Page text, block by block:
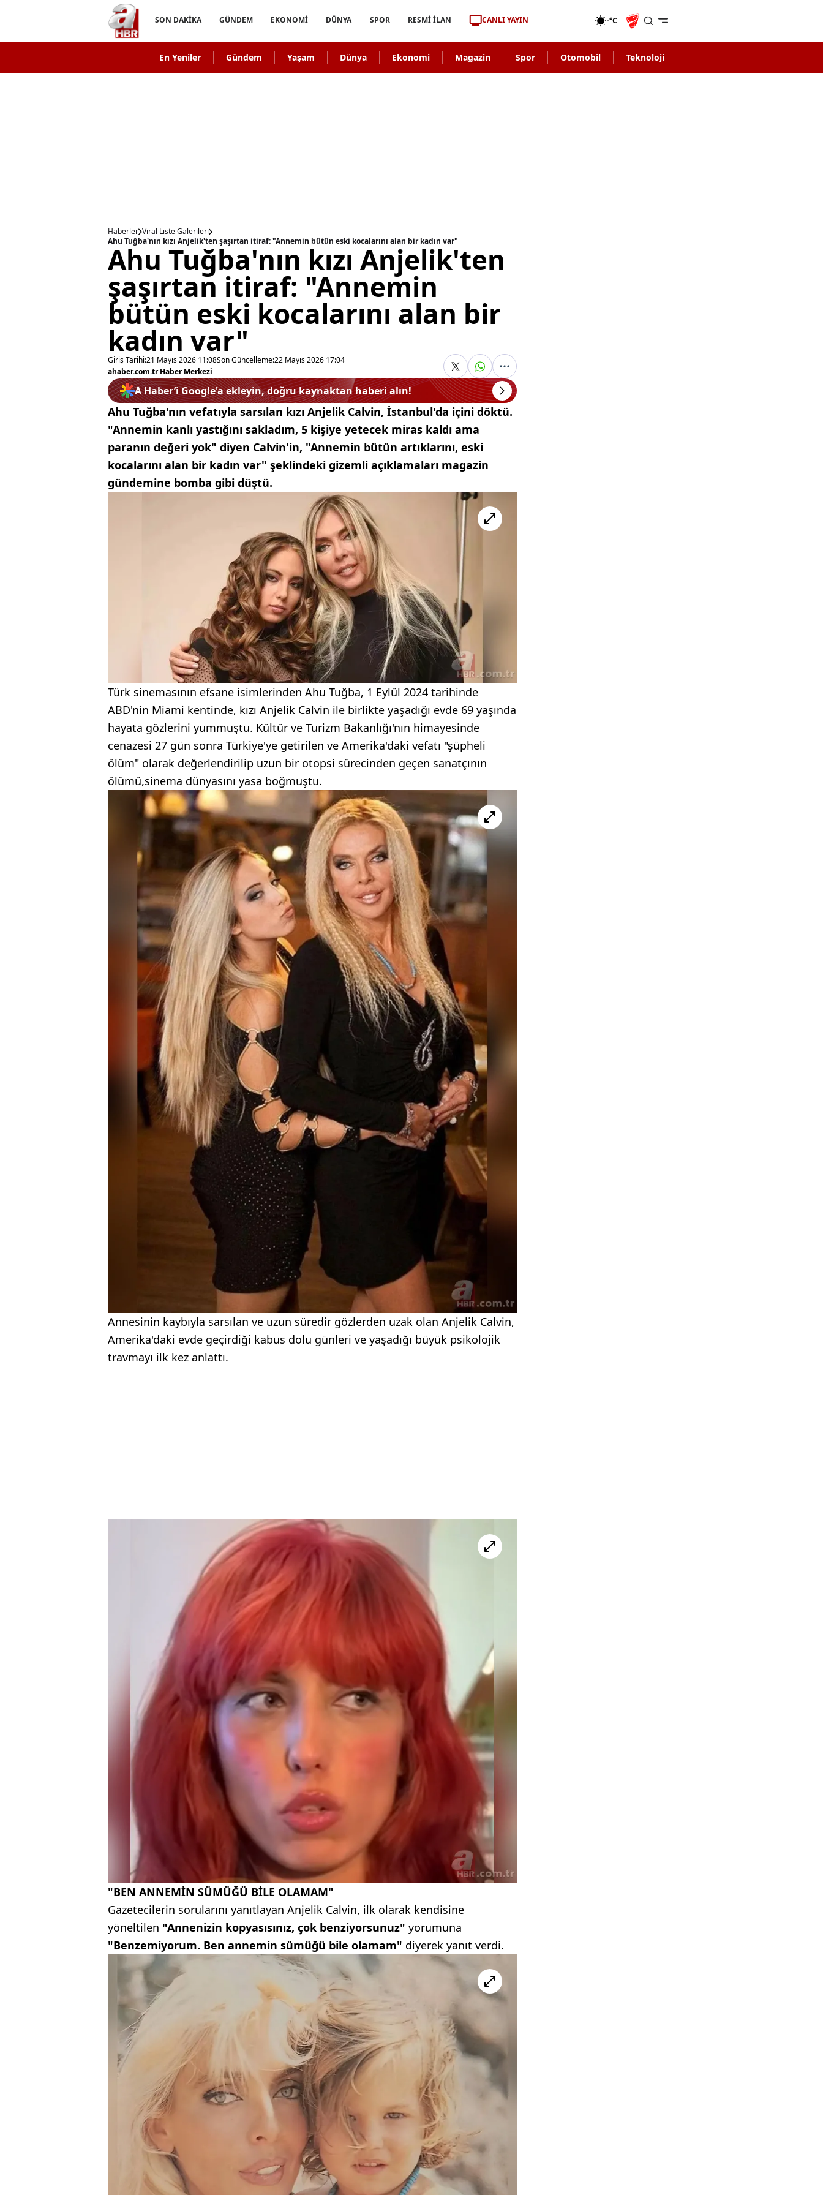
SON DAKİKA GÜNDEM EKONOMİ DÜNYA SPOR RESMİ İLAN CANLI YAYIN -°C
En Yeniler Gündem Yaşam Dünya Ekonomi Magazin Spor Otomobil Teknoloji
Haberler Viral Liste Galerileri
Ahu Tuğba'nın kızı Anjelik'ten şaşırtan itiraf: "Annemin bütün eski kocalarını alan bir kadın var"
Ahu Tuğba'nın kızı Anjelik'ten
şaşırtan itiraf: "Annemin
bütün eski kocalarını alan bir
kadın var"
Giriş Tarihi:21 Mayıs 2026 11:08Son Güncelleme:22 Mayıs 2026 17:04
ahaber.com.tr Haber Merkezi
A Haber’i Google'a ekleyin, doğru kaynaktan haberi alın!
Ahu Tuğba'nın vefatıyla sarsılan kızı Anjelik Calvin, İstanbul'da içini döktü.
"Annemin kanlı yastığını sakladım, 5 kişiye yetecek miras kaldı ama
paranın değeri yok" diyen Calvin'in, "Annemin bütün artıklarını, eski
kocalarını alan bir kadın var" şeklindeki gizemli açıklamaları magazin
gündemine bomba gibi düştü.
Türk sinemasının efsane isimlerinden Ahu Tuğba, 1 Eylül 2024 tarihinde
ABD'nin Miami kentinde, kızı Anjelik Calvin ile birlikte yaşadığı evde 69 yaşında
hayata gözlerini yummuştu. Kültür ve Turizm Bakanlığı'nın himayesinde
cenazesi 27 gün sonra Türkiye'ye getirilen ve Amerika'daki vefatı "şüpheli
ölüm" olarak değerlendirilip uzun bir otopsi sürecinden geçen sanatçının
ölümü,sinema dünyasını yasa boğmuştu.
Annesinin kaybıyla sarsılan ve uzun süredir gözlerden uzak olan Anjelik Calvin,
Amerika'daki evde geçirdiği kabus dolu günleri ve yaşadığı büyük psikolojik
travmayı ilk kez anlattı.
"BEN ANNEMİN SÜMÜĞÜ BİLE OLAMAM"
Gazetecilerin sorularını yanıtlayan Anjelik Calvin, ilk olarak kendisine
yöneltilen "Annenizin kopyasısınız, çok benziyorsunuz" yorumuna
"Benzemiyorum. Ben annemin sümüğü bile olamam" diyerek yanıt verdi.